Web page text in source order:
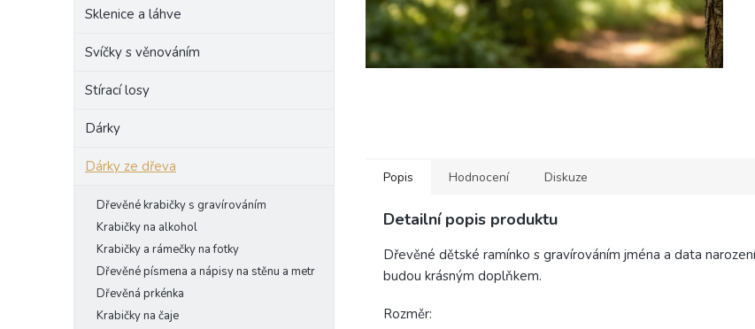
Sklenice a láhve
Svíčky s věnováním
Stírací losy
Dárky
Dárky ze dřeva
Dřevěné krabičky s gravírováním
Krabičky na alkohol
Krabičky a rámečky na fotky
Dřevěné písmena a nápisy na stěnu a metr
Dřevěná prkénka
Krabičky na čaje
Popis Hodnocení Diskuze
Detailní popis produktu
Dřevěné dětské ramínko s gravírováním jména a data
budou krásným doplňkem.
Rozměr: